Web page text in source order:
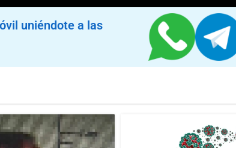
uniéndote a las